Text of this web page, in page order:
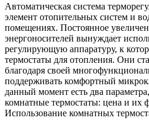
Автоматическая система
элемент отопительных систем и
помещениях. Постоянное
энергоносителей вынуждает
регулирующую аппаратуру, к
термостаты для отопления. Они
благодаря своей
поддерживать комфортный
данный момент есть два
комнатные термостаты: цена и их
Использование комнатных